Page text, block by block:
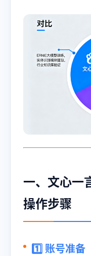
一、文心一
操作步骤
1️⃣ 账号准备